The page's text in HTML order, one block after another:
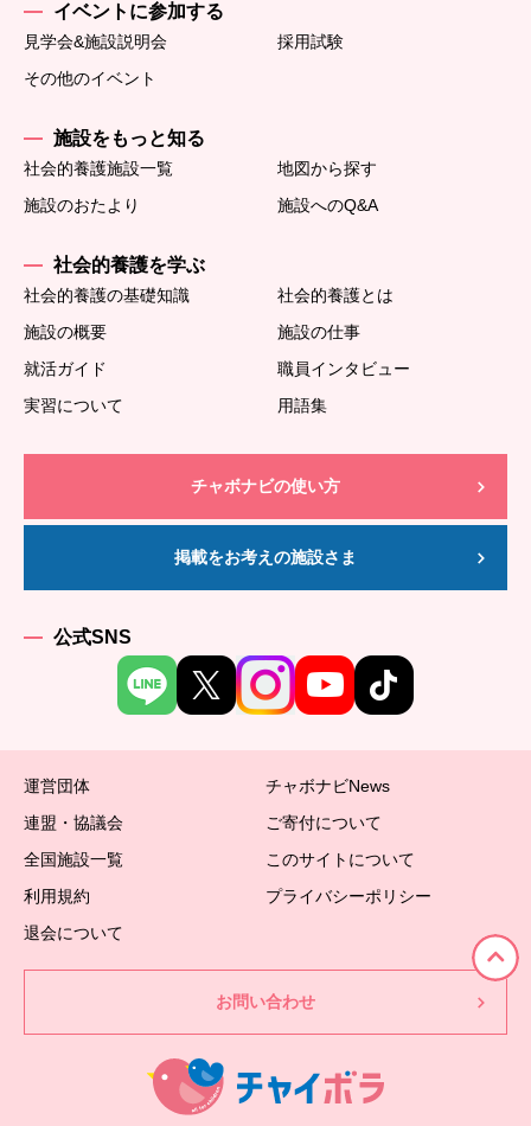
イベントに参加する
見学会&施設説明会
採用試験
その他のイベント
施設をもっと知る
社会的養護施設一覧
地図から探す
施設のおたより
施設へのQ&A
社会的養護を学ぶ
社会的養護の基礎知識
社会的養護とは
施設の概要
施設の仕事
就活ガイド
職員インタビュー
実習について
用語集
チャボナビの使い方
掲載をお考えの施設さま
公式SNS
運営団体
チャボナビNews
連盟・協議会
ご寄付について
全国施設一覧
このサイトについて
利用規約
プライバシーポリシー
退会について
お問い合わせ